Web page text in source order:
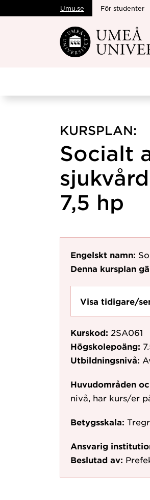
Hoppa direkt till
Umu.se För studenter
KURSPLAN:
Socialt
7,5 hp
Engelskt namn:
Denna kursplan
Visa tidigare/
Kurskod: 2SA061
Högskolepoäng:
Utbildningsnivå:
Huvudområden
nivå, har kurs/er
Betygsskala:
Ansvarig
Beslutad av: